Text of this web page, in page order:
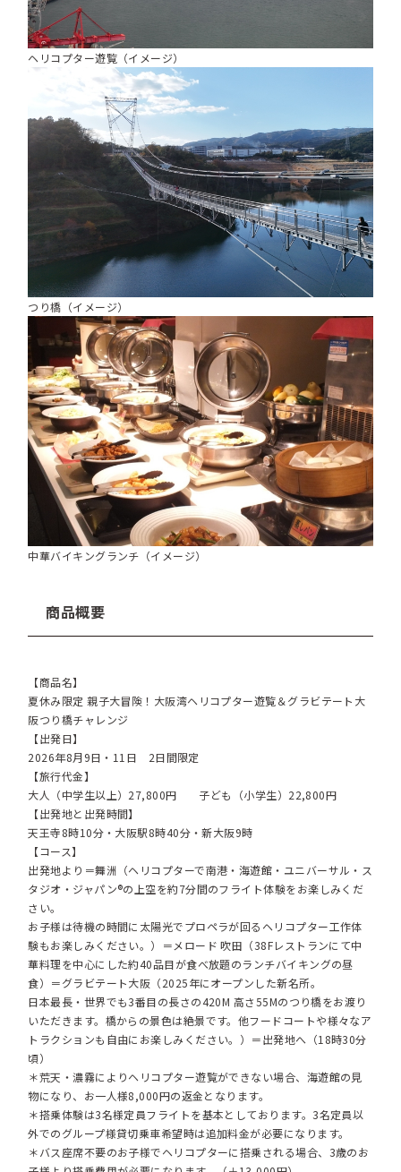
ヘリコプター遊覧（イメージ）
つり橋（イメージ）
中華バイキングランチ（イメージ）
商品概要
【商品名】
夏休み限定 親子大冒険！大阪湾ヘリコプター遊覧＆グラビテート大
阪つり橋チャレンジ
【出発日】
2026年8月9日・11日 2日間限定
【旅行代金】
大人（中学生以上）27,800円 子ども（小学生）22,800円
【出発地と出発時間】
天王寺8時10分・大阪駅8時40分・新大阪9時
【コース】
出発地より＝舞洲（ヘリコプターで南港・海遊館・ユニバーサル・ス
タジオ・ジャパン®の上空を約7分間のフライト体験をお楽しみくだ
さい。
お子様は待機の時間に太陽光でプロペラが回るヘリコプター工作体
験もお楽しみください。）＝メロード 吹田（38Fレストランにて中
華料理を中心にした約40品目が食べ放題のランチバイキングの昼
食）＝グラビテート大阪（2025年にオープンした新名所。
日本最長・世界でも3番目の長さの420M 高さ55Mのつり橋をお渡り
いただきます。橋からの景色は絶景です。他フードコートや様々なア
トラクションも自由にお楽しみください。）＝出発地へ（18時30分
頃）
＊荒天・濃霧によりヘリコプター遊覧ができない場合、海遊館の見
物になり、お一人様8,000円の返金となります。
＊搭乗体験は3名様定員フライトを基本としております。3名定員以
外でのグループ様貸切乗車希望時は追加料金が必要になります。
＊バス座席不要のお子様でヘリコプターに搭乗される場合、3歳のお